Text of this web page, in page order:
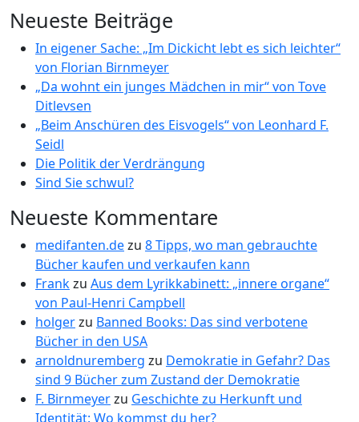
Neueste Beiträge
In eigener Sache: „Im Dickicht lebt es sich leichter“
von Florian Birnmeyer
„Da wohnt ein junges Mädchen in mir“ von Tove
Ditlevsen
„Beim Anschüren des Eisvogels“ von Leonhard F.
Seidl
Die Politik der Verdrängung
Sind Sie schwul?
Neueste Kommentare
medifanten.dezu 8 Tipps, wo man gebrauchte
Bücher kaufen und verkaufen kann
Frankzu Aus dem Lyrikkabinett: „innere organe“
von Paul-Henri Campbell
holgerzu Banned Books: Das sind verbotene
Bücher in den USA
arnoldnuremberg zu Demokratie in Gefahr? Das
sind 9 Bücher zum Zustand der Demokratie
F. Birnmeyerzu Geschichte zu Herkunft und
Identität: Wo kommst du her?